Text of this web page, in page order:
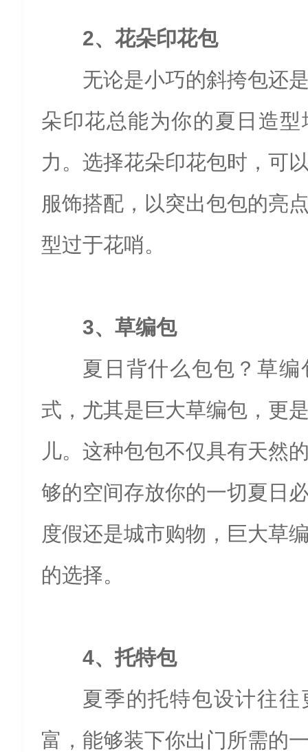
2、花朵印花包
无论是小巧的斜挎包还
朵印花总能为你的夏日造
力。选择花朵印花包时，可
服饰搭配，以突出包包的亮
型过于花哨。
3、草编包
夏日背什么包包？草
式，尤其是巨大草编包，更
儿。这种包包不仅具有天然
够的空间存放你的一切夏日
度假还是城市购物，巨大草
的选择。
4、托特包
夏季的托特包设计往
富，能够装下你出门所需的